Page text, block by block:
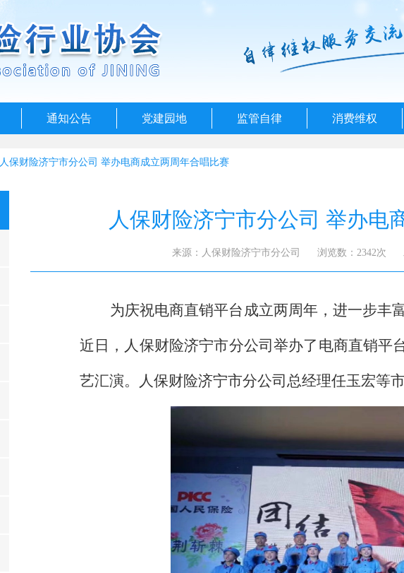
通知公告 党建园地 监管自律 消费维权
人保财险济宁市分公司 举办电商成立两周年合唱比赛
人保财险济宁市分公司 举办电
来源：人保财险济宁市分公司 浏览数：2342次
为庆祝电商直销平台成立两周年，进一步丰
近日，人保财险济宁市分公司举办了电商直销平
艺汇演。人保财险济宁市分公司总经理任玉宏等